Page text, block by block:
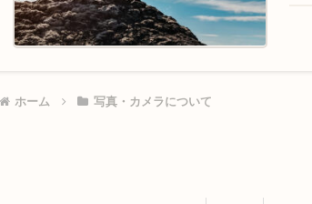
ホーム 写真・カメラについて